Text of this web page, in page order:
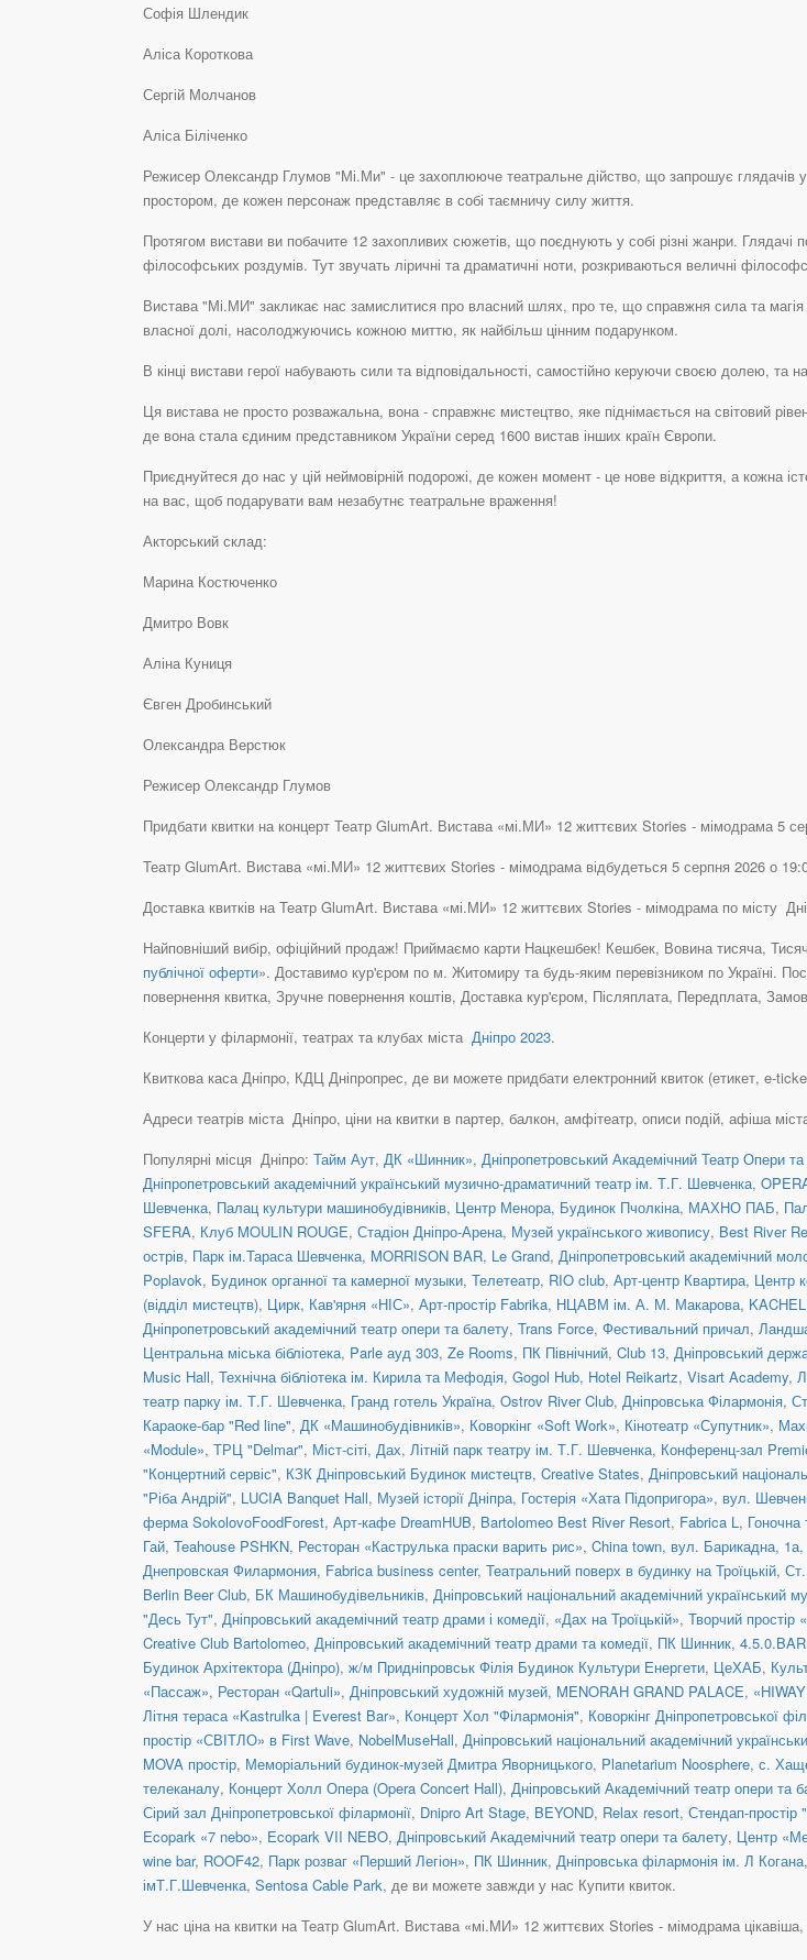
Софія Шлендик
Аліса Короткова
Сергій Молчанов
Аліса Біліченко
Режисер Олександр Глумов "Мі.Ми" - це захоплююче театральне дійство, що запрошує глядачів
простором, де кожен персонаж представляє в собі таємничу силу життя.
Протягом вистави ви побачите 12 захопливих сюжетів, що поєднують у собі різні жанри. Глядачі
філософських роздумів. Тут звучать ліричні та драматичні ноти, розкриваються величні
Вистава "Мі.МИ" закликає нас замислитися про власний шлях, про те, що справжня сила та
власної долі, насолоджуючись кожною миттю, як найбільш цінним подарунком.
В кінці вистави герої набувають сили та відповідальності, самостійно керуючи своєю долею, та
Ця вистава не просто розважальна, вона - справжнє мистецтво, яке піднімається на світовий
де вона стала єдиним представником України серед 1600 вистав інших країн Європи.
Приєднуйтеся до нас у цій неймовірній подорожі, де кожен момент - це нове відкриття, а кожна
на вас, щоб подарувати вам незабутнє театральне враження!
Акторський склад:
Марина Костюченко
Дмитро Вовк
Аліна Куниця
Євген Дробинський
Олександра Верстюк
Режисер Олександр Глумов
Придбати квитки на концерт Театр GlumArt. Вистава «мі.МИ» 12 життєвих Stories - мімодрама 5
Театр GlumArt. Вистава «мі.МИ» 12 життєвих Stories - мімодрама відбудеться 5 серпня 2026 о
Доставка квитків на Театр GlumArt. Вистава «мі.МИ» 12 життєвих Stories - мімодрама по місту
Найповніший вибір, офіційний продаж! Приймаємо карти Нацкешбек! Кешбек, Вовина тисяча,
публічної оферти». Доставимо кур'єром по м. Житомиру та будь-яким перевізником по Україні.
повернення квитка, Зручне повернення коштів, Доставка кур'єром, Післяплата, Передплата,
Концерти у філармонії, театрах та клубах міста Дніпро 2023.
Квиткова каса Дніпро, КДЦ Дніпропрес, де ви можете придбати електронний квиток (етикет, e-
Адреси театрів міста Дніпро, ціни на квитки в партер, балкон, амфітеатр, описи подій, афіша
Популярні місця Дніпро: Тайм Аут, ДК «Шинник», Дніпропетровський Академічний Театр Опери
Дніпропетровський академічний український музично-драматичний театр ім. Т.Г. Шевченка,
Шевченка, Палац культури машинобудівників, Центр Менора, Будинок Пчолкіна, МАХНО ПАБ,
SFERA, Клуб MOULIN ROUGE, Стадіон Дніпро-Арена, Музей українського живопису, Best River
острів, Парк ім.Тараса Шевченка, MORRISON BAR, Le Grand, Дніпропетровський академічний
Poplavok, Будинок органної та камерної музыки, Телетеатр, RIO club, Арт-центр Квартира, Центр
(відділ мистецтв), Цирк, Кав'ярня «НІС», Арт-простір Fabrika, НЦАВМ ім. А. М. Макарова,
Дніпропетровський академічний театр опери та балету, Trans Force, Фестивальний причал,
Центральна міська бібліотека, Parle ауд 303, Ze Rooms, ПК Північний, Club 13, Дніпровський
Music Hall, Технічна бібліотека ім. Кирила та Мефодія, Gogol Hub, Hotel Reikartz, Visart Academy,
театр парку ім. Т.Г. Шевченка, Гранд готель Україна, Ostrov River Club, Дніпровська Філармонія,
Караоке-бар "Red line", ДК «Машинобудівників», Коворкінг «Soft Work», Кінотеатр «Супутник»,
«Module», ТРЦ "Delmar", Міст-сіті, Дах, Літній парк театру ім. Т.Г. Шевченка, Конференц-зал
"Концертний сервіс", КЗК Дніпровський Будинок мистецтв, Creative States, Дніпровський
"Ріба Андрій", LUCIA Banquet Hall, Музей історії Дніпра, Гостерія «Хата Підопригора», вул.
ферма SokolovoFoodForest, Арт-кафе DreamHUB, Bartolomeo Best River Resort, Fabrica L , Гоночна
Гай, Teahouse PSHKN, Ресторан «Каструлька праски варить рис», China town, вул. Барикадна, 1а,
Днепровская Филармония, Fabrica business center, Театральний поверх в будинку на Троїцькій,
Berlin Beer Club, БК Машинобудівельників, Дніпровський національний академічний
"Десь Тут", Дніпровський академічний театр драми і комедії, «Дах на Троїцькій», Творчий простір
Creative Club Bartolomeo, Дніпровський академічний театр драми та комедії, ПК Шинник, 4.5.0.BAR
Будинок Архітектора (Дніпро), ж/м Придніпровськ Філія Будинок Культури Енергети, ЦеХАБ,
«Пассаж», Ресторан «Qartuli», Дніпровський художній музей, MENORAH GRAND PALACE,
Літня тераса «Kastrulka | Everest Bar», Концерт Хол "Філармонія", Коворкінг Дніпропетровської
простір «СВІТЛО» в First Wave, NobelMuseHall, Дніпровський національний академічний
MOVA простір, Меморіальний будинок-музей Дмитра Яворницького, Planetarium Noosphere, с.
телеканалу, Концерт Холл Опера (Opera Concert Hall), Дніпровський Академічний театр опери та
Сірий зал Дніпропетровської філармонії, Dnipro Art Stage, BEYOND, Relax resort, Стендап-
Ecopark «7 nebo», Ecopark VII NEBO, Дніпровський Академічний театр опери та балету, Центр
wine bar, ROOF42, Парк розваг «Перший Легіон», ПК Шинник, Дніпровська філармонія ім. Л Когана,
імТ.Г.Шевченка, Sentosa Cable Park, де ви можете завжди у нас Купити квиток.
У нас ціна на квитки на Театр GlumArt. Вистава «мі.МИ» 12 життєвих Stories - мімодрама